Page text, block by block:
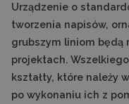
Urządzenie o
tworzenia napisów,
grubszym liniom będą
projektach.
kształty, które należy
po wykonaniu ich z